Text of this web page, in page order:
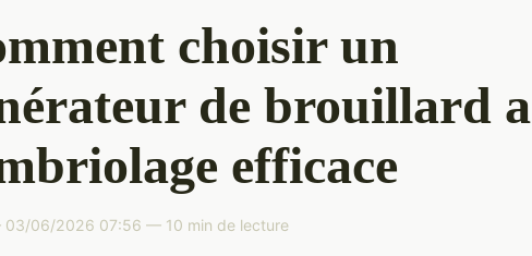
choisir un
de brouillard
efficace
03/06/2026 07:56 — 10 min de lecture